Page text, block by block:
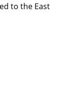
to the East